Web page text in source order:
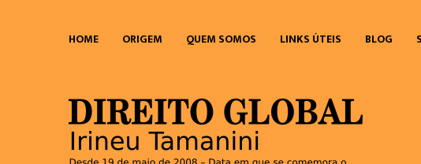
HOME ORIGEM QUEM SOMOS LINKS ÚTEIS BLOG